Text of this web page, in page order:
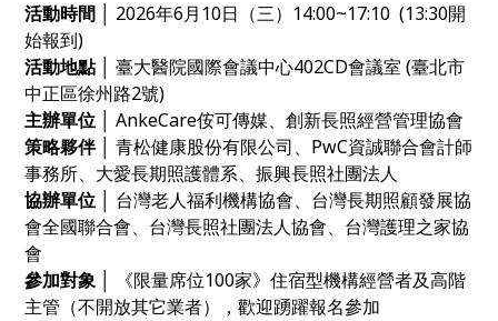
活動時間 │
2026年6月10日（三）14:00~17:10 (13:30開
始報到)
活動地點 │
臺大醫院國際會議中心402CD會議室 (臺北市
中正區徐州路2號)
主辦單位 │
AnkeCare侒可傳媒、創新長照經營管理協會
策略夥伴 │
青松健康股份有限公司、 PwC資誠聯合會計師
事務所、大愛長期照護體系、振興長照社團法人
協辦單位 │
台灣老人福利機構協會、台灣長期照顧發展協
會全國聯合會、台灣長照社團法人協會、台灣護理之家協
會
參加對象 │
《限量席位100家》住宿型機構經營者及高階
主管（不開放其它業者），歡迎踴躍報名參加